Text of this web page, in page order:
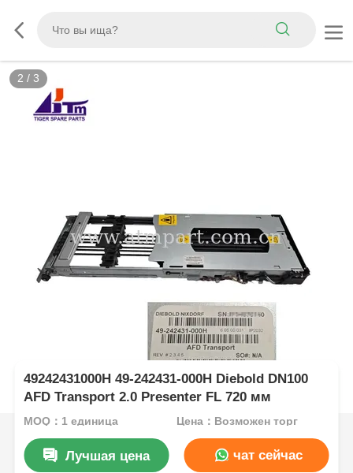
3 / 3
49242431000H 49-242431-000H Diebold DN100
AFD Transport 2.0 Presenter FL 720 мм
MOQ：1 единица Цена：Возможен торг
Лучшая цена чат сейчас